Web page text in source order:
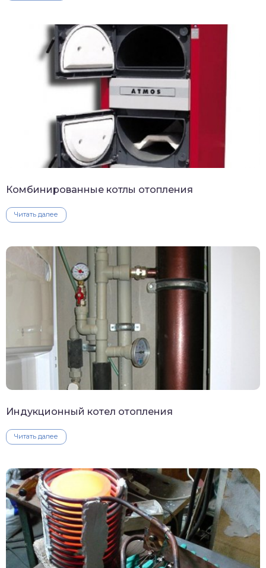
Комбинированные котлы отопления
Читать далее
Индукционный котел отопления
Читать далее